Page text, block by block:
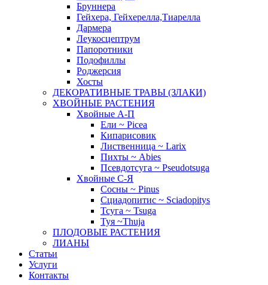
Бруннера
Гейхера, Гейхерелла,Тиарелла
Дармера
Леукосцептрум
Папоротники
Подофиллы
Роджерсия
Хосты
ДЕКОРАТИВНЫЕ ТРАВЫ (ЗЛАКИ)
ХВОЙНЫЕ РАСТЕНИЯ
Хвойные А-П
Ели ~ Picea
Кипарисовик
Лиственница ~ Larix
Пихты ~ Abies
Псевдотсуга ~ Pseudotsuga
Хвойные С-Я
Сосны ~ Pinus
Сциадопитис ~ Sciadopitys
Тсуга ~ Tsuga
Туя ~Thuja
ПЛОДОВЫЕ РАСТЕНИЯ
ЛИАНЫ
Статьи
Услуги
Контакты